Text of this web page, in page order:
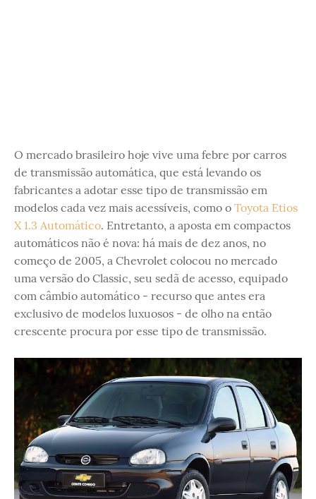
O mercado brasileiro hoje vive uma febre por carros
de transmissão automática, que está levando os
fabricantes a adotar esse tipo de transmissão em
modelos cada vez mais acessíveis, como o Toyota Etios
X 1.3 Automático. Entretanto, a aposta em compactos
automáticos não é nova: há mais de dez anos, no
começo de 2005, a Chevrolet colocou no mercado
uma versão do Classic, seu sedã de acesso, equipado
com câmbio automático - recurso que antes era
exclusivo de modelos luxuosos - de olho na então
crescente procura por esse tipo de transmissão.